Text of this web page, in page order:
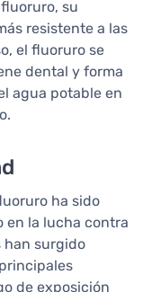
su
resistente a las
el fluoruro se
dental y forma
agua potable en
ha sido
en la lucha contra
han surgido
de exposición